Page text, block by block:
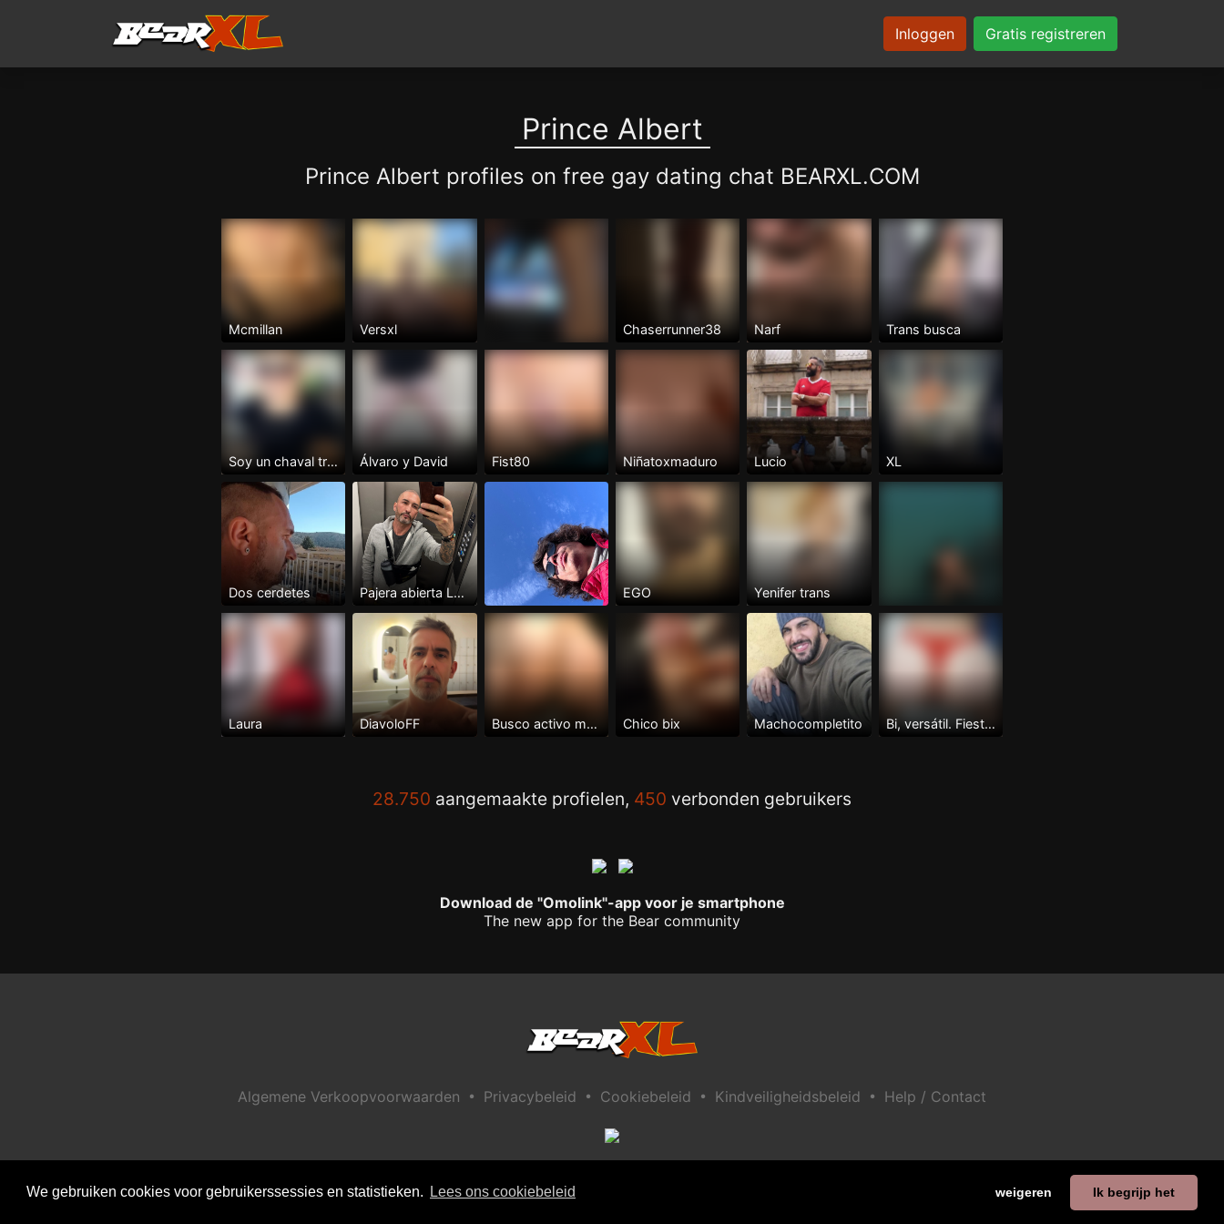
We gebruiken cookies voor gebruikerssessies en statistieken. Lees ons cookiebeleid weigeren Ik begrijp het
Inloggen Gratis registreren
Prince Albert
Prince Albert profiles on free gay dating chat BEARXL.COM
Mcmillan Versxl Chaserrunner38 Narf Trans busca
Soy un chaval tranquilo XL me... Álvaro y David Fist80 Niñatoxmaduro Lucio XL
Dos cerdetes Pajera abierta Lmejor a 3 y... EGO Yenifer trans
Laura DiavoloFF Busco activo muy velludo y pollon Chico bix Machocompletito Bi, versátil. Fiestero y cañero.
28.750 aangemaakte profielen, 450 verbonden gebruikers
Download de "Omolink"-app voor je smartphone
The new app for the Bear community
Algemene Verkoopvoorwaarden • Privacybeleid • Cookiebeleid • Kindveiligheidsbeleid • Help / Contact